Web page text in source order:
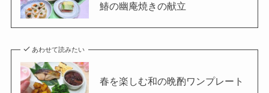
鰆の幽庵焼きの献立
あわせて読みたい
春を楽しむ和の晩酌ワンプレート